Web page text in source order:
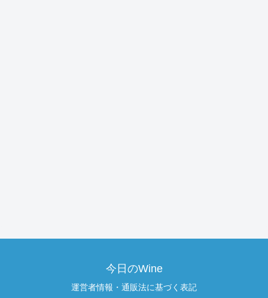
今日のWine
運営者情報・通販法に基づく表記